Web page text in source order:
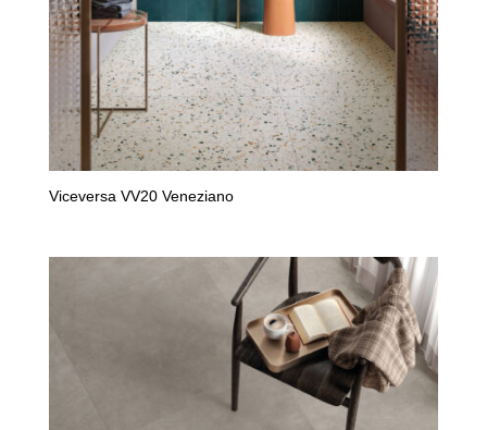
Viceversa VV20 Veneziano